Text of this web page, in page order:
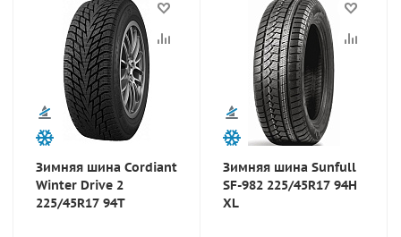
Зимняя шина Cordiant
Winter Drive 2
225/45R17 94T
Зимняя шина Sunfull
SF-982 225/45R17 94H
XL